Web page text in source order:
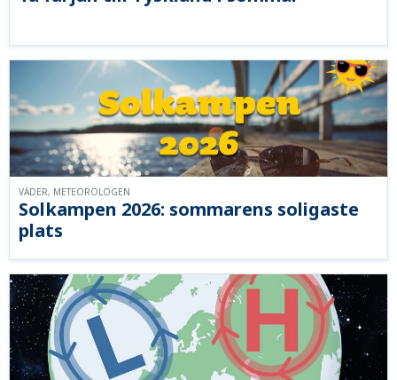
Solkampen 2026: sommarens soligaste
plats
VÄDER, METEOROLOGEN